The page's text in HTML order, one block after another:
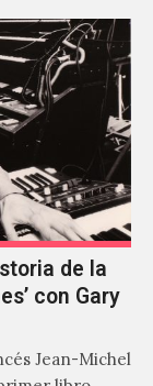
de la
con Gary
Jean-Michel